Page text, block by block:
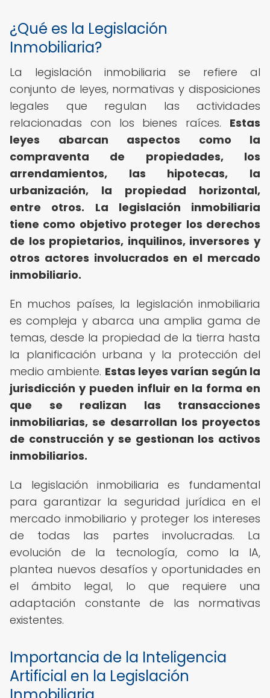
¿Qué es la Legislación
Inmobiliaria?
La legislación inmobiliaria se refiere al
conjunto de leyes, normativas y disposiciones
legales que regulan las actividades
relacionadas con los bienes raíces. Estas
leyes abarcan aspectos como la
compraventa de propiedades, los
arrendamientos, las hipotecas, la
urbanización, la propiedad horizontal,
entre otros.
La legislación inmobiliaria
tiene como objetivo proteger los derechos
de los propietarios, inquilinos, inversores y
otros actores involucrados en el mercado
inmobiliario.
En muchos países, la legislación inmobiliaria
es compleja y abarca una amplia gama de
temas, desde la propiedad de la tierra hasta
la planificación urbana y la protección del
medio ambiente. Estas leyes varían según la
jurisdicción y pueden influir en la forma en
que se realizan las transacciones
inmobiliarias, se desarrollan los proyectos
de construcción y se gestionan los activos
inmobiliarios.
La legislación inmobiliaria es fundamental
para garantizar la seguridad jurídica en el
mercado inmobiliario y proteger los intereses
de todas las partes involucradas. La
evolución de la tecnología, como la IA,
plantea nuevos desafíos y oportunidades en
el ámbito legal, lo que requiere una
adaptación constante de las normativas
existentes.
Importancia de la Inteligencia
Artificial en la Legislación